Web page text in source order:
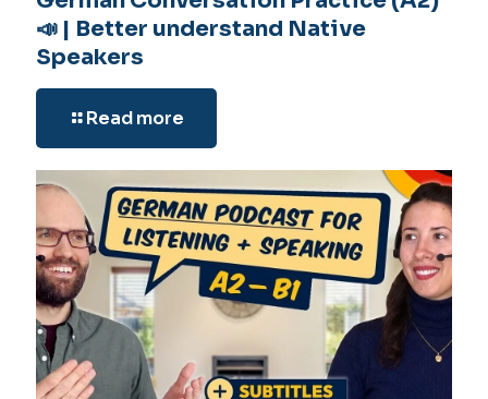
📣 | Better understand Native
Speakers
Read more